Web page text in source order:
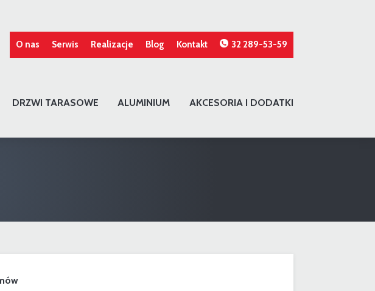
O nas Serwis Realizacje Blog Kontakt 32 289-53-59
DRZWI TARASOWE ALUMINIUM AKCESORIA I DODATKI